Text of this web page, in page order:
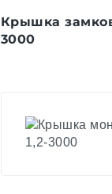
Крышка
3000